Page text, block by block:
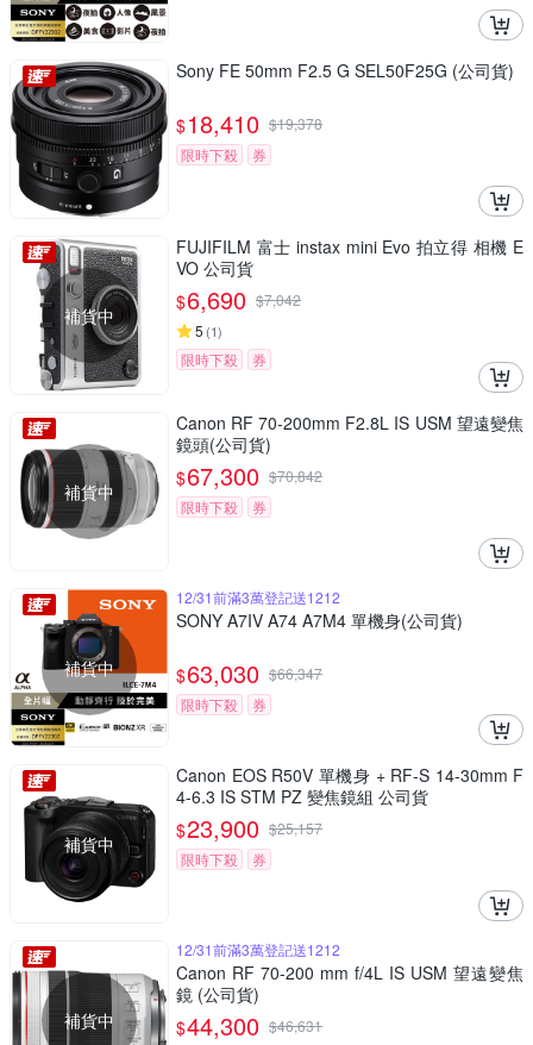
Sony FE 50mm F2.5 G SEL50F25G (公司貨)
$18,410 $19,378
限時下殺
券
補貨中
FUJIFILM 富士 instax mini Evo 拍立得 相機 E
VO 公司貨
$6,690 $7,042
5 (1)
限時下殺 券
補貨中
Canon RF 70-200mm F2.8L IS USM 望遠變焦
鏡頭(公司貨)
$67,300 $70,842
限時下殺
券
補貨中
12/31前滿3萬登記送1212
SONY A7IV A74 A7M4 單機身(公司貨)
$63,030 $66,347
限時下殺
券
補貨中
Canon EOS R50V 單機身 + RF-S 14-30mm F
4-6.3 IS STM PZ 變焦鏡組 公司貨
$23,900 $25,157
限時下殺
券
補貨中
12/31前滿3萬登記送1212
Canon RF 70-200 mm f/4L IS USM 望遠變焦
鏡 (公司貨)
$44,300 $46,631